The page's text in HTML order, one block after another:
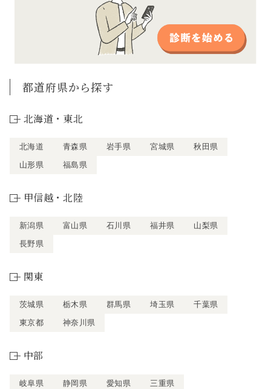
都道府県から探す
北海道・東北
北海道 青森県 岩手県 宮城県
秋田県
山形県
福島県
甲信越・北陸
新潟県 富山県 石川県 福井県
山梨県
長野県
関東
茨城県 栃木県 群馬県 埼玉県
千葉県
東京都
神奈川県
中部
岐阜県 静岡県 愛知県 三重県